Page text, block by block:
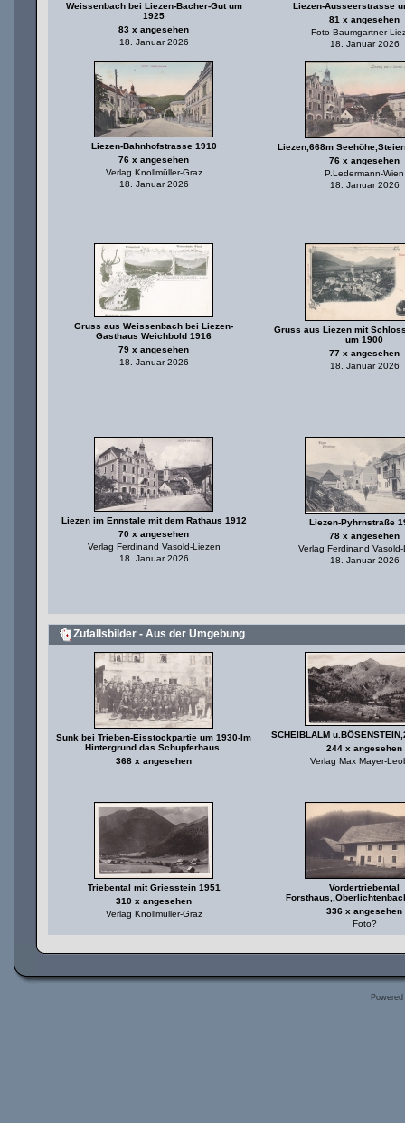
Weissenbach bei Liezen-Bacher-Gut um
1925
83 x angesehen
18. Januar 2026
Liezen-Ausseerstrasse
81 x angesehen
Foto Baumgartner-
18. Januar 2026
Liezen-Bahnhofstrasse 1910
76 x angesehen
Verlag Knollmüller-Graz
18. Januar 2026
Liezen,668m
76 x angesehen
P.Ledermann-Wien
18. Januar 2026
Gruss aus Weissenbach bei Liezen-
Gasthaus Weichbold 1916
79 x angesehen
18. Januar 2026
Gruss aus Liezen mit
um 1900
77 x angesehen
18. Januar 2026
Liezen im Ennstale mit dem Rathaus 1912
70 x angesehen
Verlag Ferdinand Vasold-Liezen
18. Januar 2026
Liezen-Pyhrnstraße
78 x angesehen
Verlag Ferdinand
18. Januar 2026
Zufallsbilder - Aus der Umgebung
Sunk bei Trieben-Eisstockpartie um 1930-Im
Hintergrund das Schupferhaus.
368 x angesehen
SCHEIBLALM
244 x angesehen
Verlag Max Mayer-
Triebental mit Griesstein 1951
310 x angesehen
Verlag Knollmüller-Graz
Vordertriebental
336 x angesehen
Foto?